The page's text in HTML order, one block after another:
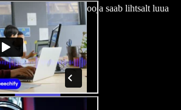
kõik töötab veebis – looja saab lihtsalt luua